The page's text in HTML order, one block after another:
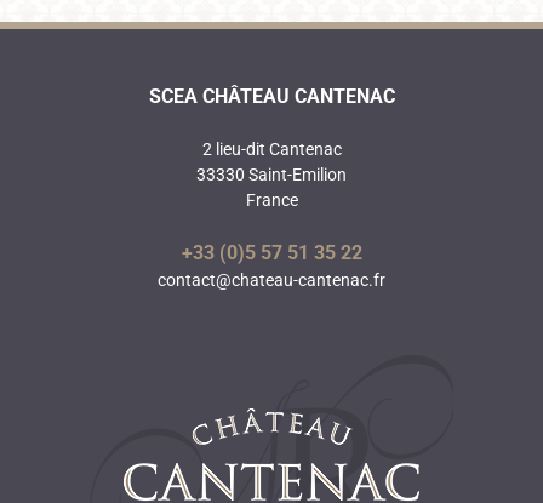
SCEA CHÂTEAU CANTENAC
2 lieu-dit Cantenac
33330 Saint-Emilion
France
+33 (0)5 57 51 35 22
contact@chateau-cantenac.fr